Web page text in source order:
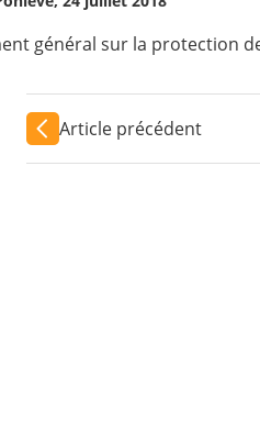
général sur la protection
Article précédent